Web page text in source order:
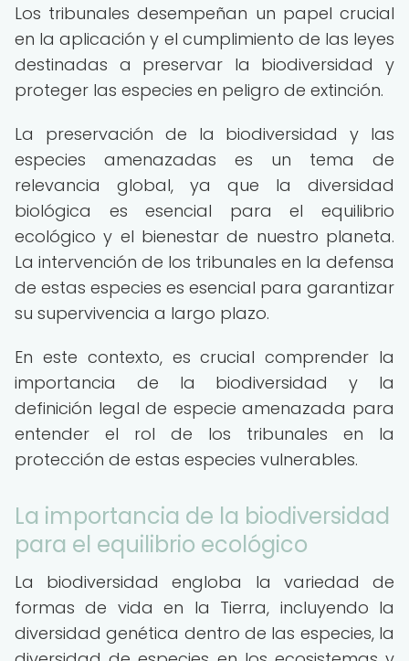
Los tribunales desempeñan un papel crucial
en la aplicación y el cumplimiento de las leyes
destinadas a preservar la biodiversidad y
proteger las especies en peligro de extinción.
La preservación de la biodiversidad y las
especies amenazadas es un tema de
relevancia global, ya que la diversidad
biológica es esencial para el equilibrio
ecológico y el bienestar de nuestro planeta.
La intervención de los tribunales en la defensa
de estas especies es esencial para garantizar
su supervivencia a largo plazo.
En este contexto, es crucial comprender la
importancia de la biodiversidad y la
definición legal de especie amenazada para
entender el rol de los tribunales en la
protección de estas especies vulnerables.
La importancia de la biodiversidad
para el equilibrio ecológico
La biodiversidad engloba la variedad de
formas de vida en la Tierra, incluyendo la
diversidad genética dentro de las especies, la